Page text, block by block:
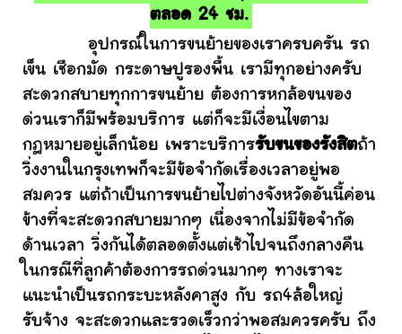
ตลอด 24 ชม.
อุปกรณ์ในการขนย้ายของเราครบครัน รถ
เข็น เชือกมัด กระดาษปูรองพื้น เรามีทุกอย่างครับ
สะดวกสบายทุกการขนย้าย ต้องการหกล้อขนของ
ด่วนเราก็มีพร้อมบริการ แต่ก็จะมีเงื่อนไขตาม
กฎหมายอยู่เล็กน้อย เพราะบริการรับขนของรังสิตถ้า
วิ่งงานในกรุงเทพก็จะมีข้อจำกัดเรื่องเวลาอยู่พอ
สมควร แต่ถ้าเป็นการขนย้ายไปต่างจังหวัดอันนี้ค่อน
ข้างที่จะสะดวกสบายมากๆ เนื่องจากไม่มีข้อจำกัด
ด้านเวลา วิ่งกันได้ตลอดตั้งแต่เช้าไปจนถึงกลางคืน
ในกรณีที่ลูกค้าต้องการรถด่วนมากๆ ทางเราจะ
แนะนำเป็นรถกระบะหลังคาสูง กับ รถ4ล้อใหญ่
รับจ้าง จะสะดวกและรวดเร็วกว่าพอสมควรครับ ถึง